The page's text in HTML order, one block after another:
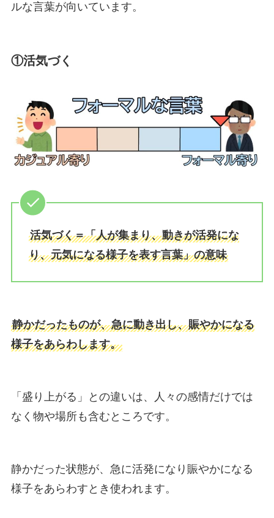
ルな言葉が向いています。
①活気づく
活気づく＝「人が集まり、動きが活発にな
り、元気になる様子を表す言葉」の意味
静かだったものが、急に動き出し、賑やかになる
様子をあらわします。
「盛り上がる」との違いは、人々の感情だけでは
なく物や場所も含むところです。
静かだった状態が、急に活発になり賑やかになる
様子をあらわすとき使われます。